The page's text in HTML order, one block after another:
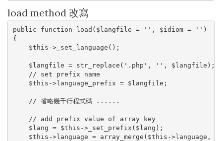
load method 改寫
public function load($langfile = '', $idiom = '')
{
    $this->_set_language();
    $langfile = str_replace('.php', '', $langfile);
    // set prefix name
    $this->language_prefix = $langfile;
    // 省略幾千行程式碼 ......
    // add prefix value of array key
    $lang = $this->_set_prefix($lang);
$this->language = array_merge($this->language,